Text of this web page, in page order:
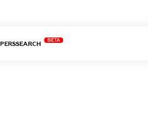
BETA